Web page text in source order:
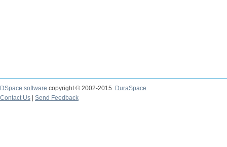
DSpace software copyright © 2002-2015
DuraSpace
Contact Us
Send Feedback